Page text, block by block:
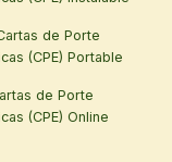
de Porte
(CPE) Portable
de Porte
(CPE) Online